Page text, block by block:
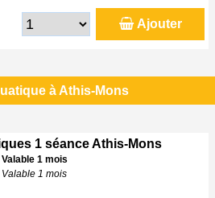
Ajouter
à Athis-Mons
1 séance Athis-Mons
Valable 1 mois
Valable 1 mois